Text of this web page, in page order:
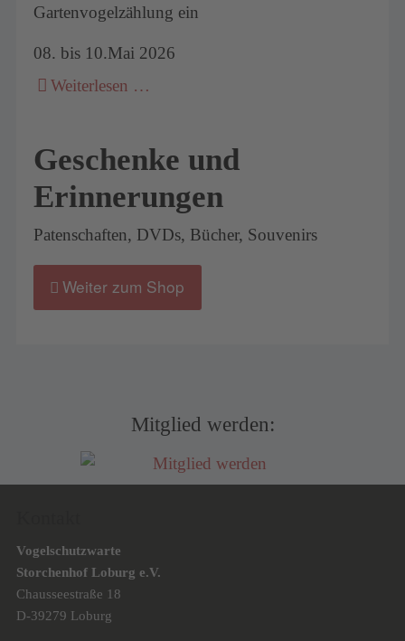
Gartenvogelzählung ein
08. bis 10.Mai 2026
Weiterlesen …
Geschenke und
Erinnerungen
Patenschaften, DVDs, Bücher, Souvenirs
Weiter zum Shop
Mitglied werden:
Vogelschutzwarte
Storchenhof Loburg e.V.
Chausseestraße 18
D-39279 Loburg